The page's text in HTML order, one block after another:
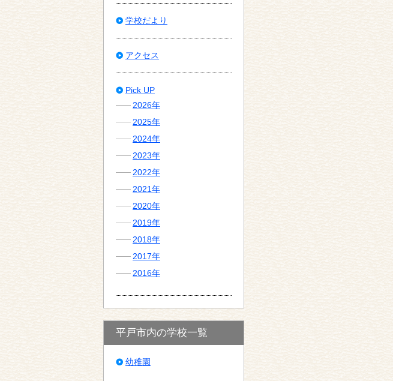
学校だより
アクセス
Pick UP
2026年
2025年
2024年
2023年
2022年
2021年
2020年
2019年
2018年
2017年
2016年
平戸市内の学校一覧
幼稚園